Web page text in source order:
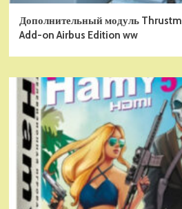
Дополнительный модуль
Add-on Airbus Edition ww